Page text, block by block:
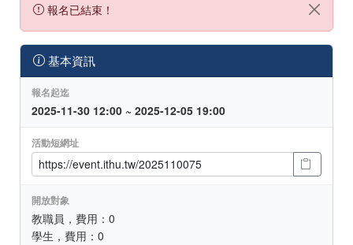
報名已結束！
基本資訊
報名起迄
2025-11-30 12:00 ~ 2025-12-05 19:00
活動短網址
開放對象
教職員，費用：0
學生，費用：0